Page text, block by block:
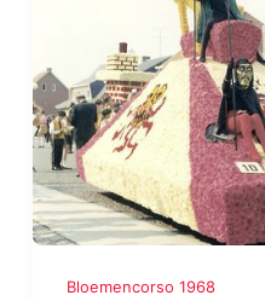
Bloemencorso 1968